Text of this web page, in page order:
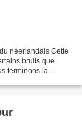
néerlandais Cette
bruits que
terminons la